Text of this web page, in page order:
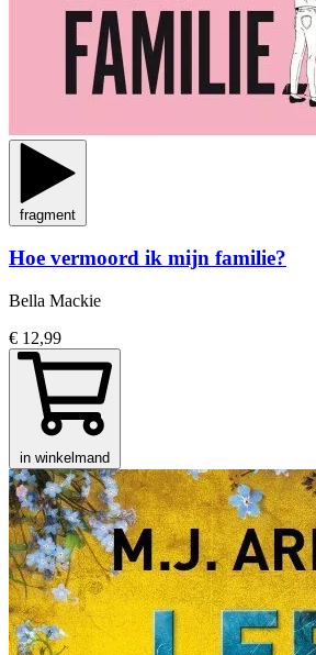
fragment
Hoe vermoord ik mijn familie?
Bella Mackie
€ 12,99
in winkelmand